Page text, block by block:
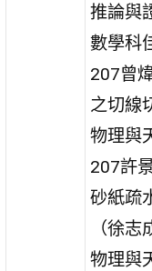
推論與
數學科
207曾
之切線
物理與
207許
砂紙疏
（徐志
物理與